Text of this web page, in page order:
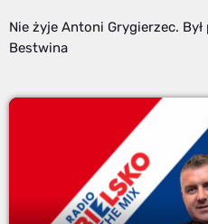
Nie żyje Antoni Grygierzec.
Bestwina